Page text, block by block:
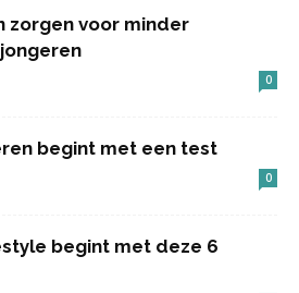
zorgen voor minder
0
begint met een test
0
begint met deze 6